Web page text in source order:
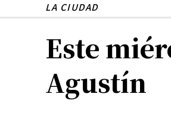
LA CIUDAD
Este
Agustín